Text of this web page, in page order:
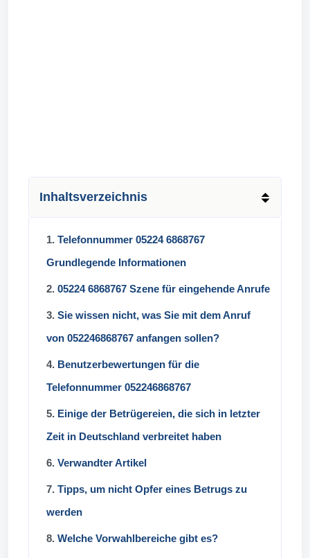
Inhaltsverzeichnis
1. Telefonnummer 05224 6868767
Grundlegende Informationen
2. 05224 6868767 Szene für eingehende Anrufe
3. Sie wissen nicht, was Sie mit dem Anruf
von 052246868767 anfangen sollen?
4. Benutzerbewertungen für die
Telefonnummer 052246868767
5. Einige der Betrügereien, die sich in letzter
Zeit in Deutschland verbreitet haben
6. Verwandter Artikel
7. Tipps, um nicht Opfer eines Betrugs zu
werden
8. Welche Vorwahlbereiche gibt es?